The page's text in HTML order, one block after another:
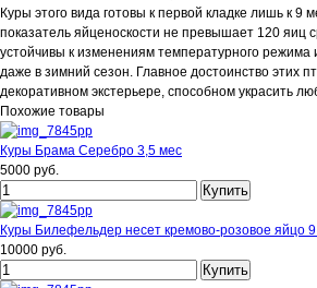
Куры этого вида готовы к первой кладке лишь к 9
показатель яйценоскости не превышает 120 яиц
устойчивы к изменениям температурного
даже в зимний сезон. Главное достоинство этих
декоративном экстерьере, способном украсить
Похожие товары
Куры Брама Серебро 3,5 мес
5000 руб.
Куры Билефельдер несет кремово-розовое яйцо
10000 руб.